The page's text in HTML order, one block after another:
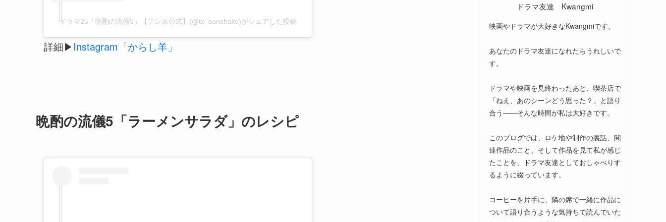
ドラマ25「晩酌の流儀5」【テレ東公式】(@tx_banshaku)がシェアした投稿
詳細▶ Instagram「からし羊」
晩酌の流儀5「ラーメンサラダ」のレシピ
ドラマ友達 Kwangmi
映画やドラマが大好きなKwangmiです。
あなたのドラマ友達になれたらうれしいで
す。
ドラマや映画を見終わったあと、喫茶店で
「ねえ、あのシーンどう思った？」と語り
合う――そんな時間が私は大好きです。
このブログでは、ロケ地や制作の裏話、関
連作品のこと、そして作品を見て私が感じ
たことを、ドラマ友達としておしゃべりす
るように綴っています。
コーヒーを片手に、隣の席で一緒に作品に
ついて語り合うような気持ちで読んでいた